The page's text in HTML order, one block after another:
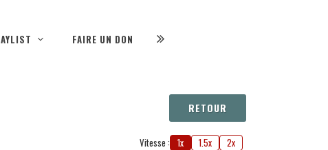
FAIRE UN DON
RETOUR
Vitesse : 1x 1.5x 2x